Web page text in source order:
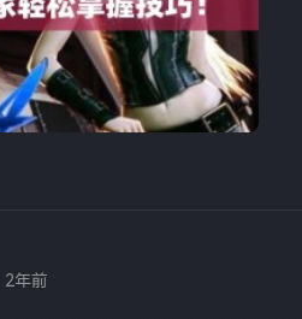
2年前